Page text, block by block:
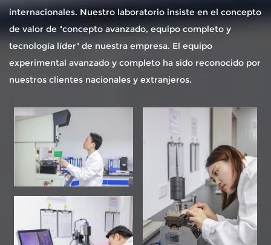
internacionales. Nuestro laboratorio insiste en el concepto
de valor de "concepto avanzado, equipo completo y
tecnología líder" de nuestra empresa. El equipo
experimental avanzado y completo ha sido reconocido por
nuestros clientes nacionales y extranjeros.